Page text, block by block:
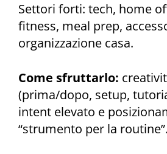
Settori forti: tech, home
fitness, meal prep,
organizzazione casa.
Come sfruttarlo:
(prima/dopo, setup,
intent elevato e
“strumento per la routine”.